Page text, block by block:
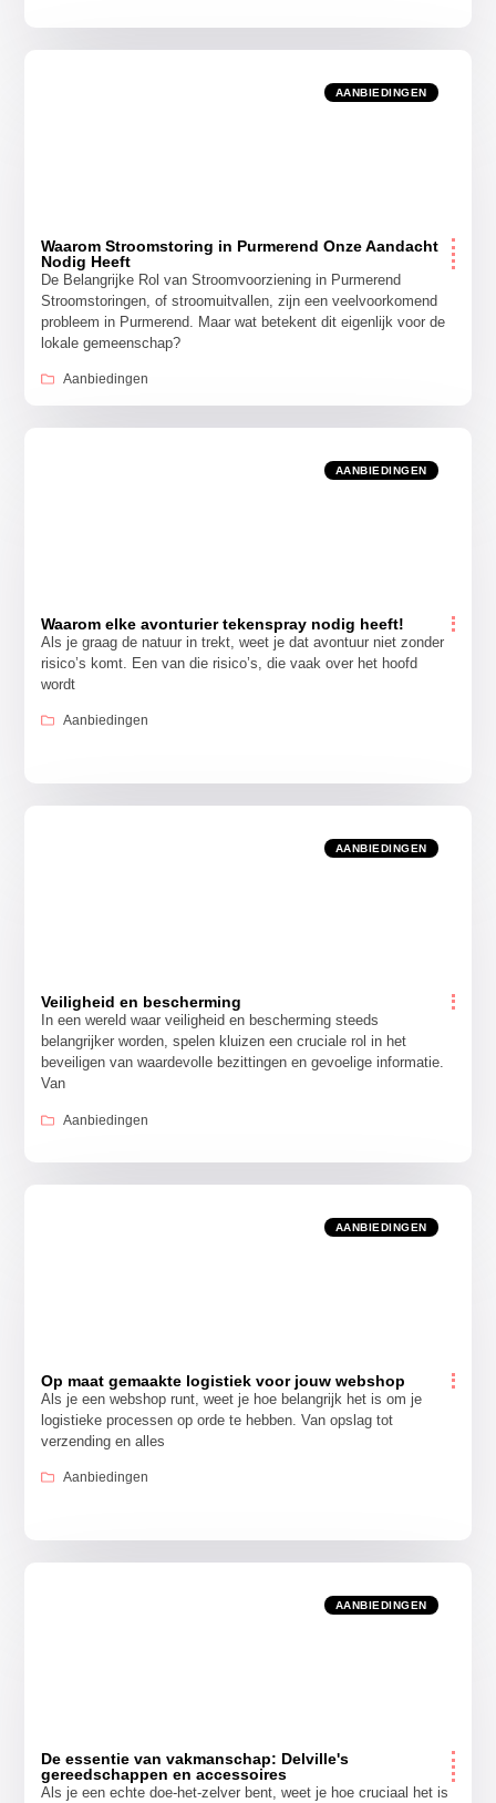
AANBIEDINGEN
Waarom Stroomstoring in Purmerend Onze Aandacht
Nodig Heeft
De Belangrijke Rol van Stroomvoorziening in Purmerend
Stroomstoringen, of stroomuitvallen, zijn een veelvoorkomend
probleem in Purmerend. Maar wat betekent dit eigenlijk voor de
lokale gemeenschap?
Aanbiedingen
AANBIEDINGEN
Waarom elke avonturier tekenspray nodig heeft!
Als je graag de natuur in trekt, weet je dat avontuur niet zonder
risico’s komt. Een van die risico’s, die vaak over het hoofd
wordt
Aanbiedingen
AANBIEDINGEN
Veiligheid en bescherming
In een wereld waar veiligheid en bescherming steeds
belangrijker worden, spelen kluizen een cruciale rol in het
beveiligen van waardevolle bezittingen en gevoelige informatie.
Van
Aanbiedingen
AANBIEDINGEN
Op maat gemaakte logistiek voor jouw webshop
Als je een webshop runt, weet je hoe belangrijk het is om je
logistieke processen op orde te hebben. Van opslag tot
verzending en alles
Aanbiedingen
AANBIEDINGEN
De essentie van vakmanschap: Delville's
gereedschappen en accessoires
Als je een echte doe-het-zelver bent, weet je hoe cruciaal het is